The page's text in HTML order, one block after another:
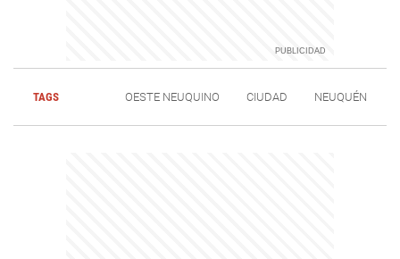
TAGS OESTE NEUQUINO CIUDAD NEUQUÉN